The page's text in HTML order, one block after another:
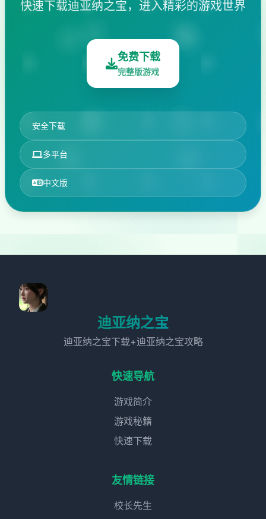
快速下载迪亚纳之宝，进入精彩的游戏世界
免费下载
完整版游戏
安全下载
多平台
中文版
迪亚纳之宝
迪亚纳之宝下载+迪亚纳之宝攻略
快速导航
游戏简介
游戏秘籍
快速下载
友情链接
校长先生